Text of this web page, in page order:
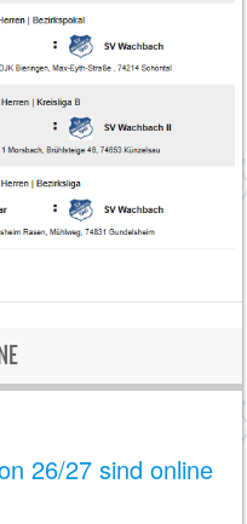
26/27 sind online